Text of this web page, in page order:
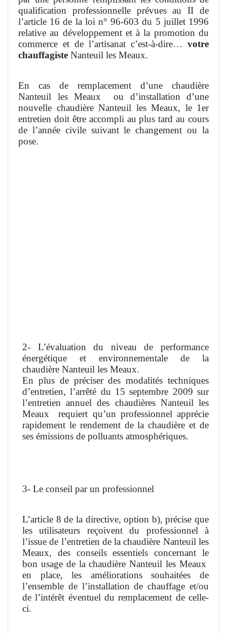
qualification professionnelle prévues au II de
l’article 16 de la loi n° 96-603 du 5 juillet 1996
relative au développement et à la promotion du
commerce et de l’artisanat c’est-à-dire… votre
chauffagiste Nanteuil les Meaux.
En cas de remplacement d’une chaudière
Nanteuil les Meaux
ou d’installation d’une
nouvelle chaudière Nanteuil les Meaux, le 1er
entretien doit être accompli au plus tard au cours
de l’année civile suivant le changement ou la
pose.
2- L’évaluation du niveau de performance
énergétique et environnementale de la
chaudière Nanteuil les Meaux.
En plus de préciser des modalités techniques
d’entretien, l’arrêté du 15 septembre 2009 sur
l’entretien annuel des chaudières Nanteuil les
Meaux
requiert qu’un professionnel apprécie
rapidement le rendement de la chaudière et de
ses émissions de polluants atmosphériques.
3- Le conseil par un professionnel
L’article 8 de la directive, option b), précise que
les utilisateurs reçoivent du professionnel à
l’issue de l’entretien de la chaudière Nanteuil les
Meaux, des conseils essentiels concernant le
bon usage de la chaudière Nanteuil les Meaux
en place, les améliorations souhaitées de
l’ensemble de l’installation de chauffage et/ou
de l’intérêt éventuel du remplacement de celle-
ci.